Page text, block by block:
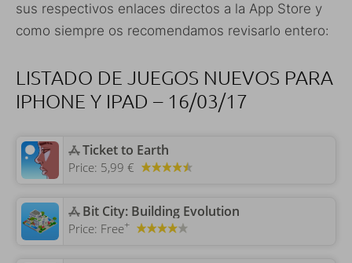
sus respectivos enlaces directos a la App Store y
como siempre os recomendamos revisarlo entero:
LISTADO DE JUEGOS NUEVOS PARA
IPHONE Y IPAD – 16/03/17
‎Ticket to Earth
Price: 5,99 €
‎Bit City: Building Evolution
Price: Free+